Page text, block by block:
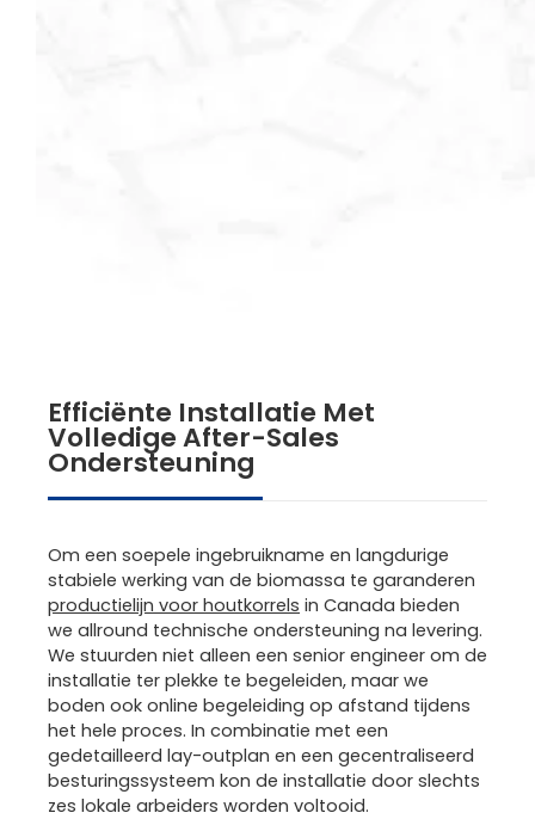
Efficiënte Installatie Met
Volledige After-Sales
Ondersteuning
Om een soepele ingebruikname en langdurige
stabiele werking van de biomassa te garanderen
productielijn voor houtkorrels in Canada bieden
we allround technische ondersteuning na levering.
We stuurden niet alleen een senior engineer om de
installatie ter plekke te begeleiden, maar we
boden ook online begeleiding op afstand tijdens
het hele proces. In combinatie met een
gedetailleerd lay-outplan en een gecentraliseerd
besturingssysteem kon de installatie door slechts
zes lokale arbeiders worden voltooid.